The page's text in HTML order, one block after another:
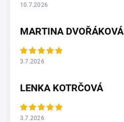
10.7.2026
MARTINA DVOŘÁKOVÁ
3.7.2026
LENKA KOTRČOVÁ
3.7.2026